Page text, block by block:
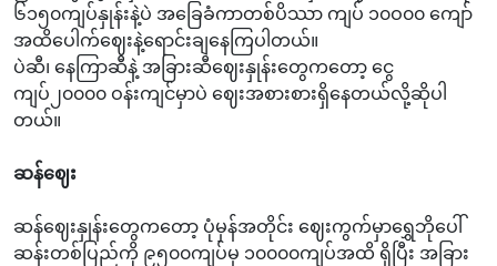
၆၁၅၀ကျပ်နှုန်းနဲ့ပဲ အခြေခံကာတစ်ပိဿာ ကျပ် ၁၀ဝ၀၀ ကျော်
အထိပေါက်ဈေးနဲ့ရောင်းချနေကြပါတယ်။
ပဲဆီ၊ နေကြာဆီနဲ့ အခြားဆီဈေးနှုန်းတွေကတော့ ငွေ
ကျပ်၂၀၀၀၀ ဝန်းကျင်မှာပဲ ဈေးအစားစားရှိနေတယ်လို့ဆိုပါ
တယ်။
ဆန်ဈေး
ဆန်ဈေးနှုန်းတွေကတော့ ပုံမှန်အတိုင်း ဈေးကွက်မှာရွှေဘိုပေါ်
ဆန်းတစ်ပြည်ကို ၉၅၀၀ကျပ်မှ ၁၀၀၀၀ကျပ်အထိ ရှိပြီး အခြား